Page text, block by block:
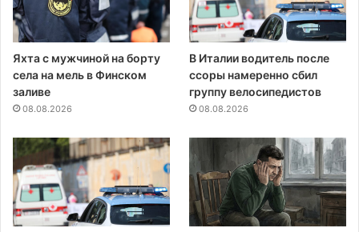
Яхта с мужчиной на борту
села на мель в Финском
заливе
08.08.2026
В Италии водитель после
ссоры намеренно сбил
группу велосипедистов
08.08.2026